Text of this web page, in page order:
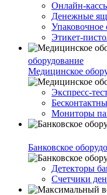
Онлайн-
Денежные
Упаковочное
Этикет-
оборудование
Медицинское
Экспресс-
Мониторы
Банковское
Детекторы
Счетчики